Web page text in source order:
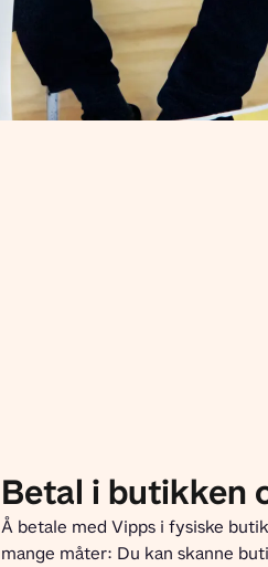
Betal i butikken
Å betale med Vipps i fysiske
mange måter: Du kan skanne